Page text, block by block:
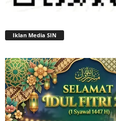
Iklan Media SIN